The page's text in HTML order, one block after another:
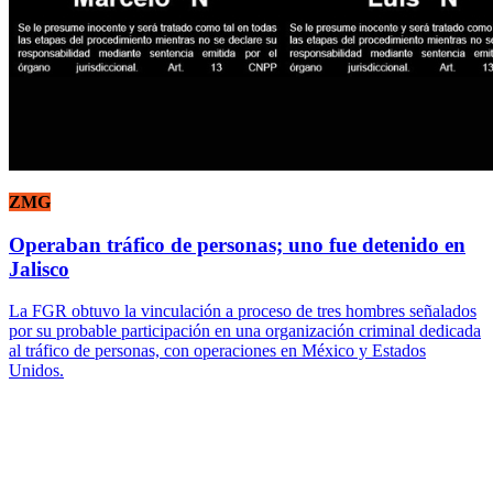
ZMG
Operaban tráfico de personas; uno fue detenido en
Jalisco
La FGR obtuvo la vinculación a proceso de tres hombres señalados
por su probable participación en una organización criminal dedicada
al tráfico de personas, con operaciones en México y Estados
Unidos.